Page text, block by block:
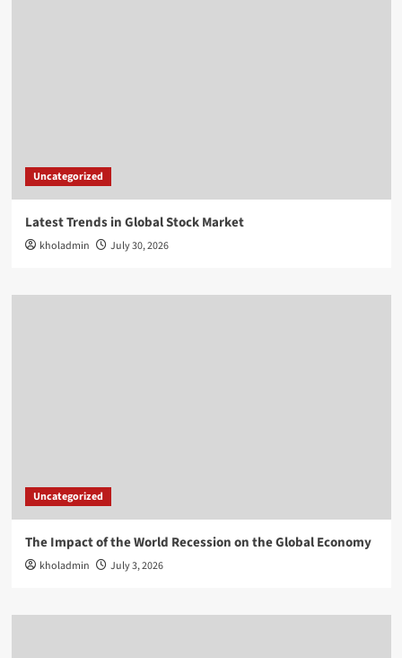
Uncategorized
Latest Trends in Global Stock Market
kholadmin July 30, 2026
Uncategorized
The Impact of the World Recession on the Global Economy
kholadmin July 3, 2026